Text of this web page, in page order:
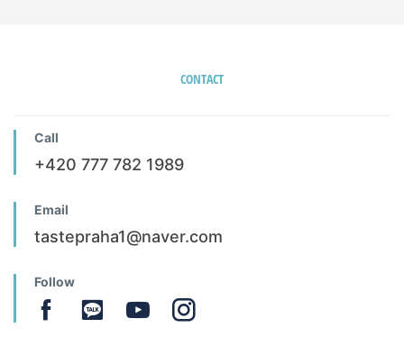
CONTACT
Call
+420 777 782 1989
Email
tastepraha1@naver.com
Follow